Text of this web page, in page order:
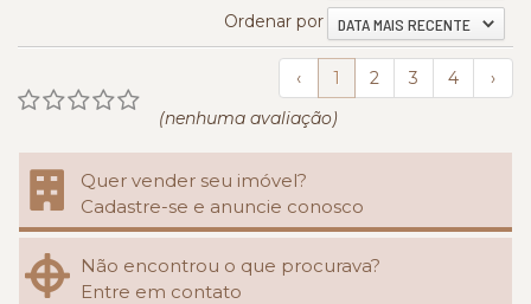
Ordenar por DATA MAIS RECENTE
‹ 1 2 3 4
›
(nenhuma avaliação)
Quer vender seu imóvel?
Cadastre-se e anuncie conosco
Não encontrou o que procurava?
Entre em contato